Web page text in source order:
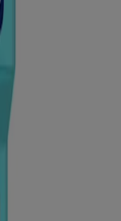
wir neben dem
Zahnseide oder
von
wirksamen
der Zahnbelag
mit der Zahnbürste
hemmt die
Weiß der